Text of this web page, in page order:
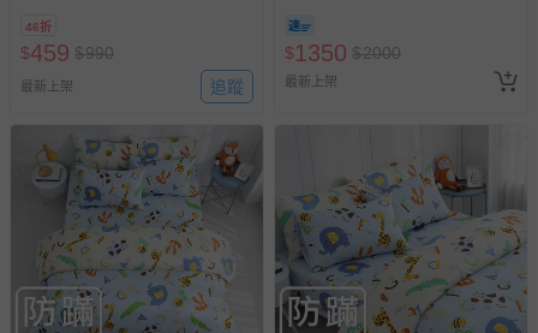
46折
$459 $990
最新上架 追蹤
$1350 $2000
最新上架